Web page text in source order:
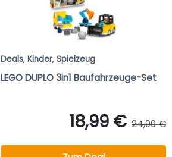
Deals, Kinder, Spielzeug
LEGO DUPLO 3in1 Baufahrzeuge-Set
18,99 € 24,99 €